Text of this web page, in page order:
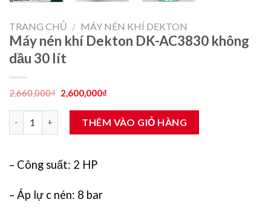
TRANG CHỦ / MÁY NÉN KHÍ DEKTON
Máy nén khí Dekton DK-AC3830 không
dầu 30 lít
2,660,000₫ Giá
gốc
2,660,000₫.
2,600,000₫Giá
tại
là:
Máy nén khí Dekton DK-AC3830 không dầu 30 lít số lượng
THÊM VÀO GIỎ HÀNG
– Công suất: 2 HP
– Áp lự c nén: 8 bar